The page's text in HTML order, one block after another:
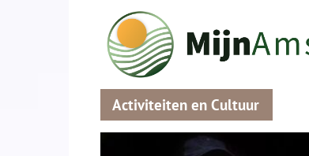
Activiteiten en Cultuur